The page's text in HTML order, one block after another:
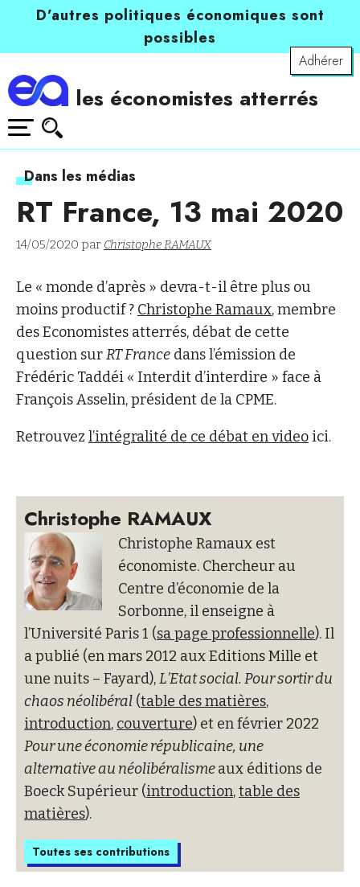
D’autres politiques économiques sont
possibles
Adhérer
les économistes atterrés
Dans les médias
RT France, 13 mai 2020
14/05/2020 par Christophe RAMAUX
Le « monde d’après » devra-t-il être plus ou
moins productif ? Christophe Ramaux, membre
des Economistes atterrés, débat de cette
question surRT France dans l’émission de
Frédéric Taddéi « Interdit d’interdire » face à
François Asselin, président de la CPME.
Retrouvez l’intégralité de ce débat en video ici.
Christophe RAMAUX
Christophe Ramaux est
économiste. Chercheur au
Centre d’économie de la
Sorbonne, il enseigne à
l’Université Paris 1 (sa page professionnelle). Il
a publié (en mars 2012 aux Editions Mille et
une nuits – Fayard),L’Etat social. Pour sortir du
chaos néolibéral (table des matières,
introduction, couverture) et en février 2022
Pour une économie républicaine, une
alternative au néolibéralismeaux éditions de
Boeck Supérieur (introduction,table des
matières).
Toutes ses contributions